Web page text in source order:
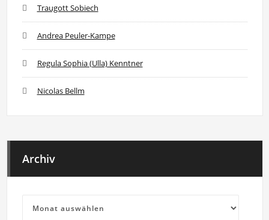
Traugott Sobiech
Andrea Peuler-Kampe
Regula Sophia (Ulla) Kenntner
Nicolas Bellm
Archiv